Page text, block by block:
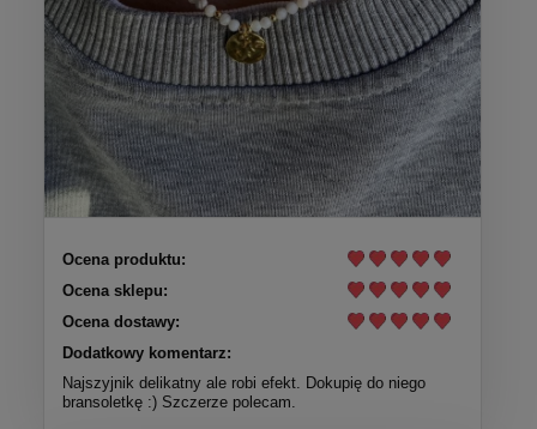
Ocena produktu:
Ocena sklepu:
Ocena dostawy:
Dodatkowy komentarz:
Najszyjnik delikatny ale robi efekt. Dokupię do niego
bransoletkę :) Szczerze polecam.